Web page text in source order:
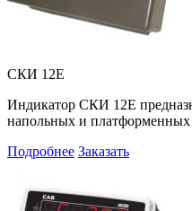
СКИ 12Е
Индикатор СКИ 12Е
напольных и платформенных
Подробнее Заказать